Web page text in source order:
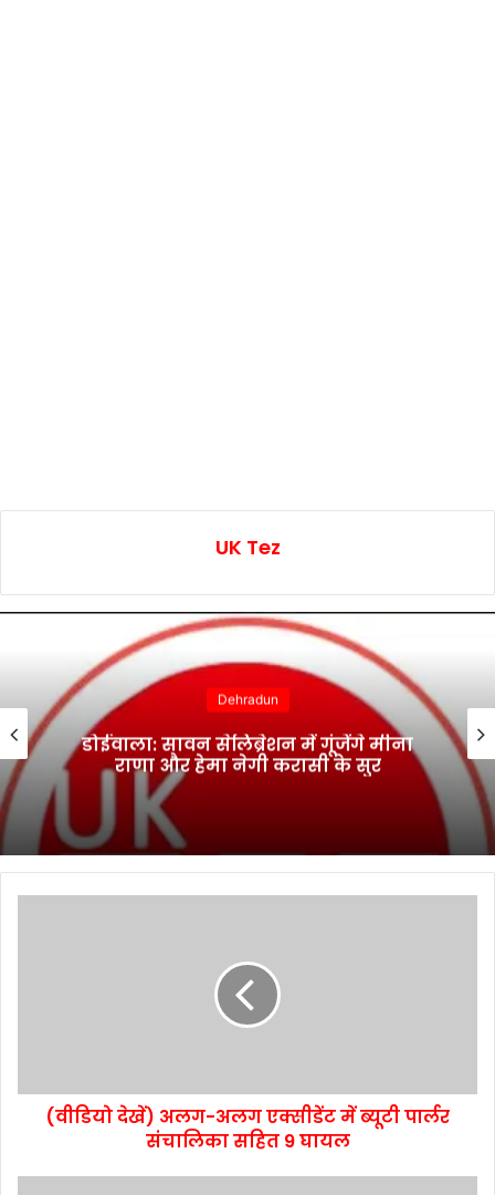
UK Tez
Dehradun
डोईवाला: सावन सेलिब्रेशन में गूंजेंगे मीना
राणा और हेमा नेगी करासी के सुर
(वीडियो देखें) अलग-अलग एक्सीडेंट में ब्यूटी पार्लर
संचालिका सहित 9 घायल